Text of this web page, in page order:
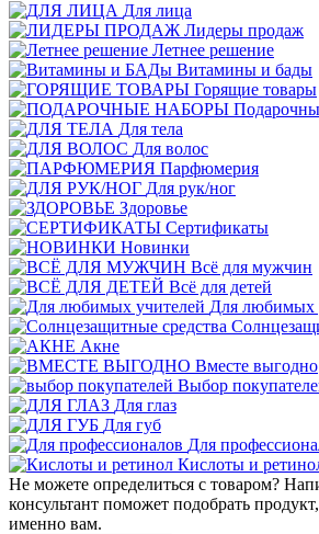
Для лица
Лидеры продаж
Летнее решение
Витамины и бады
Горящие товары
Для тела
Для волос
Парфюмерия
Для рук/ног
Здоровье
Сертификаты
Новинки
Всё для мужчин
Всё для детей
Для любимых
Акне
Вместе выгодно
Выбор
Для глаз
Для губ
Для
Кислоты и
Не можете определиться с товаром?
консультант поможет подобрать
именно вам.